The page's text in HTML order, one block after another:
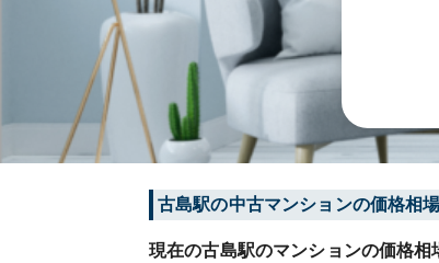
古島駅の中古マンションの価格相
現在の古島駅のマンションの価格相